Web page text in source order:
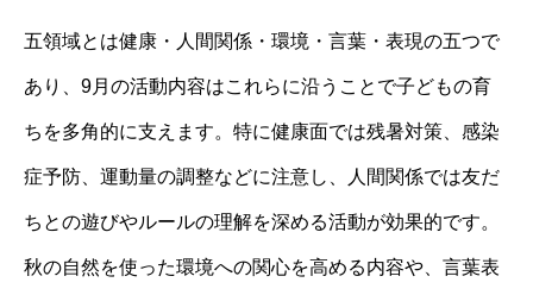
五領域とは健康・人間関係・環境・言葉・表現の五つで
あり、9月の活動内容はこれらに沿うことで子どもの育
ちを多角的に支えます。特に健康面では残暑対策、感染
症予防、運動量の調整などに注意し、人間関係では友だ
ちとの遊びやルールの理解を深める活動が効果的です。
秋の自然を使った環境への関心を高める内容や、言葉表